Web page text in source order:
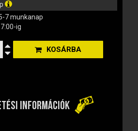
7 munkanap
ig
KOSÁRBA
INFORMÁCIÓK